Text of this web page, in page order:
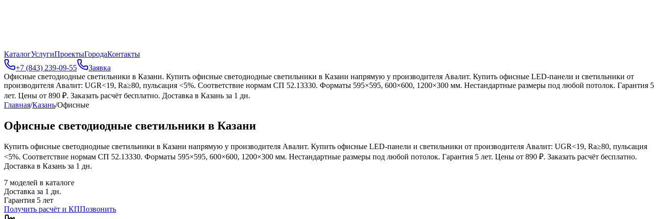
КаталогУслугиПроектыГородаКонтакты
+7 (843) 239-09-55
Заявка
Офисные светодиодные светильники в Казани. Купить офисные светодиодные светильники в Казани напрямую у производителя Авалит. Купить офисные LED-панели и светильники от
производителя Авалит: UGR<19, Ra≥80, пульсация <5%. Соответствие нормам СП 52.13330. Форматы 595×595, 600×600, 1200×300 мм. Нестандартные размеры под любой потолок. Гарантия 5
лет. Цены от 890 ₽. Заказать расчёт бесплатно. Доставка в Казань за 1 дн.
Главная/Казань/Офисные
Офисные светодиодные светильники в Казани
Купить офисные светодиодные светильники в Казани напрямую у производителя Авалит. Купить офисные LED-панели и светильники от производителя Авалит: UGR<19, Ra≥80, пульсация
<5%. Соответствие нормам СП 52.13330. Форматы 595×595, 600×600, 1200×300 мм. Нестандартные размеры под любой потолок. Гарантия 5 лет. Цены от 890 ₽. Заказать расчёт бесплатно.
Доставка в Казань за 1 дн.
7 моделей в каталоге
Доставка за 1 дн.
Гарантия 5 лет
Получить расчёт и КППозвонить